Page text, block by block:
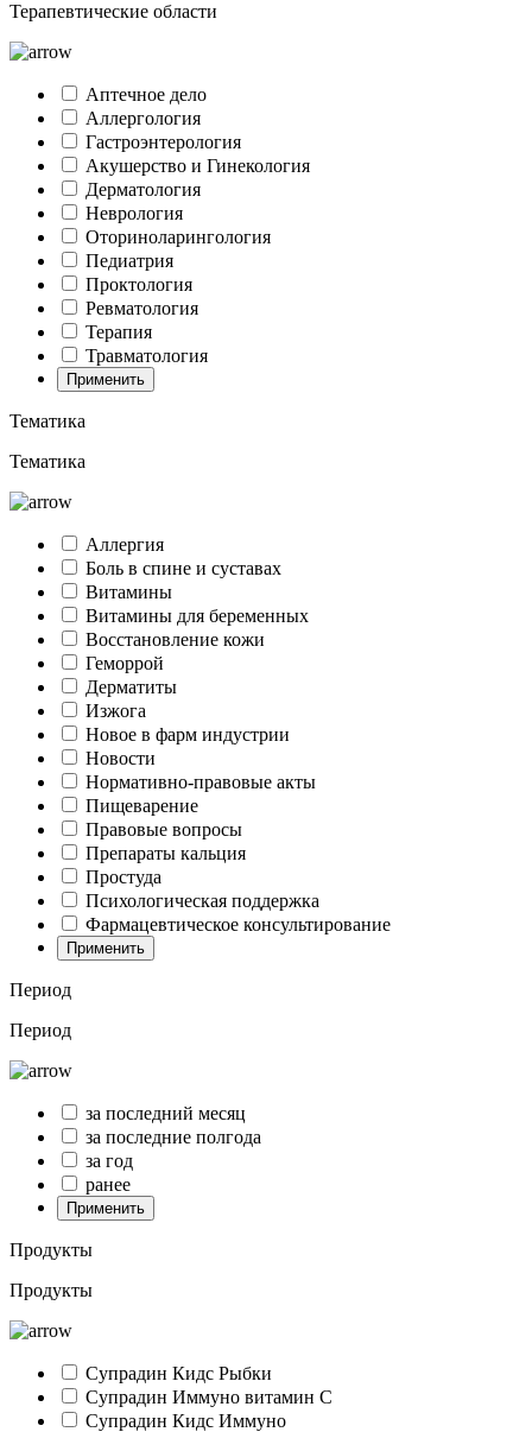
Терапевтические области
Аптечное дело
Аллергология
Гастроэнтерология
Акушерство и Гинекология
Дерматология
Неврология
Оториноларингология
Педиатрия
Проктология
Ревматология
Терапия
Травматология
Применить
Тематика
Тематика
Аллергия
Боль в спине и суставах
Витамины
Витамины для беременных
Восстановление кожи
Геморрой
Дерматиты
Изжога
Новое в фарм индустрии
Новости
Нормативно-правовые акты
Пищеварение
Правовые вопросы
Препараты кальция
Простуда
Психологическая поддержка
Фармацевтическое консультирование
Применить
Период
Период
за последний месяц
за последние полгода
за год
ранее
Применить
Продукты
Продукты
Супрадин Кидс Рыбки
Супрадин Иммуно витамин С
Супрадин Кидс Иммуно